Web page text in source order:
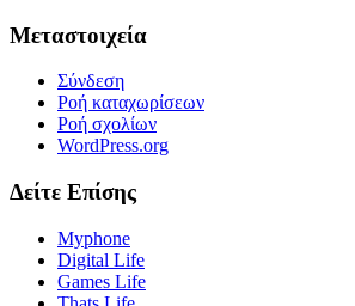
Μεταστοιχεία
Σύνδεση
Ροή καταχωρίσεων
Ροή σχολίων
WordPress.org
Δείτε Επίσης
Myphone
Digital Life
Games Life